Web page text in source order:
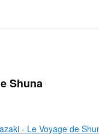
Shuna